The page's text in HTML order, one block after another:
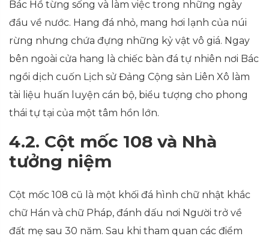
Bác Hồ từng sống và làm việc trong những ngày
đầu về nước. Hang đá nhỏ, mang hơi lạnh của núi
rừng nhưng chứa đựng những kỷ vật vô giá. Ngay
bên ngoài cửa hang là chiếc bàn đá tự nhiên nơi Bác
ngồi dịch cuốn Lịch sử Đảng Cộng sản Liên Xô làm
tài liệu huấn luyện cán bộ, biểu tượng cho phong
thái tự tại của một tâm hồn lớn.
4.2. Cột mốc 108 và Nhà
tưởng niệm
Cột mốc 108 cũ là một khối đá hình chữ nhật khắc
chữ Hán và chữ Pháp, đánh dấu nơi Người trở về
đất mẹ sau 30 năm. Sau khi tham quan các điểm